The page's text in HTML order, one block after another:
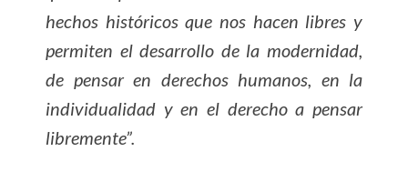
hechos históricos que nos hacen libres y
permiten el desarrollo de la modernidad,
de pensar en derechos humanos, en la
individualidad y en el derecho a pensar
libremente”.